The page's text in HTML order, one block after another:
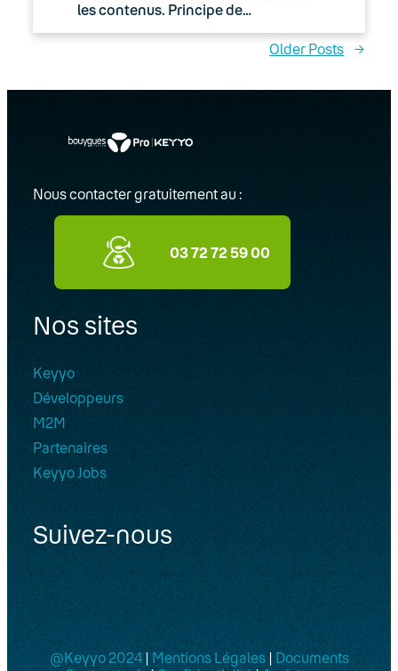
les contenus. Principe de…
Older Posts →
Nous contacter gratuitement au :
03 72 72 59 00
Nos sites
Keyyo
Développeurs
M2M
Partenaires
Keyyo Jobs
Suivez-nous
@Keyyo 2024| Mentions Légales|Documents